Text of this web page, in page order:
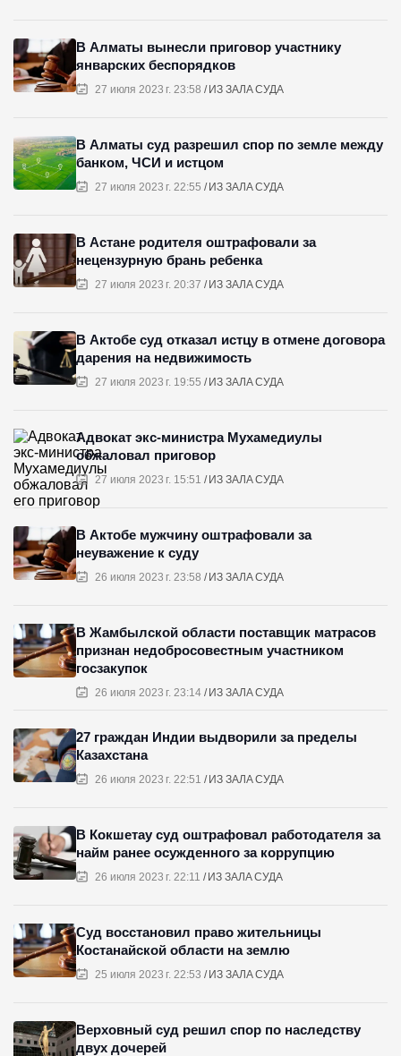
27 июля 2023 г. 23:58 ИЗ ЗАЛА СУДА
В Алматы вынесли приговор участнику
январских беспорядков
27 июля 2023 г. 22:55 ИЗ ЗАЛА СУДА
В Алматы суд разрешил спор по земле между
банком, ЧСИ и истцом
27 июля 2023 г. 20:37 ИЗ ЗАЛА СУДА
В Астане родителя оштрафовали за
нецензурную брань ребенка
27 июля 2023 г. 19:55 ИЗ ЗАЛА СУДА
В Актобе суд отказал истцу в отмене договора
дарения на недвижимость
27 июля 2023 г. 15:51 ИЗ ЗАЛА СУДА
Адвокат экс-министра Мухамедиулы
обжаловал приговор
26 июля 2023 г. 23:58 ИЗ ЗАЛА СУДА
В Актобе мужчину оштрафовали за
неуважение к суду
26 июля 2023 г. 23:14 ИЗ ЗАЛА СУДА
В Жамбылской области поставщик матрасов
признан недобросовестным участником
госзакупок
26 июля 2023 г. 22:51 ИЗ ЗАЛА СУДА
27 граждан Индии выдворили за пределы
Казахстана
26 июля 2023 г. 22:11 ИЗ ЗАЛА СУДА
В Кокшетау суд оштрафовал работодателя за
найм ранее осужденного за коррупцию
25 июля 2023 г. 22:53 ИЗ ЗАЛА СУДА
Суд восстановил право жительницы
Костанайской области на землю
Верховный суд решил спор по наследству
двух дочерей